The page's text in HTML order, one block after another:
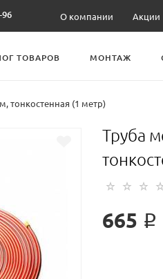
96 О компании Акции
ТОВАРОВ МОНТАЖ
тонкостенная (1 метр)
Труба
665 ₽